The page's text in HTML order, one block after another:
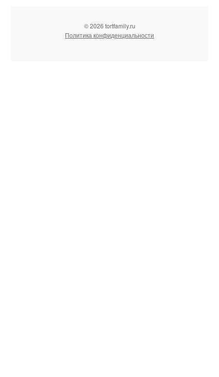
© 2026 tortfamily.ru
Политика конфиденциальности